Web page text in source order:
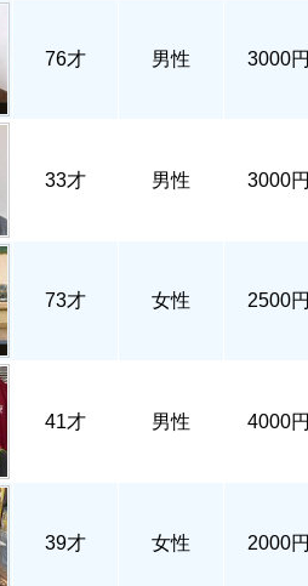
76才 男性 3000円
33才 男性 3000円
73才 女性 2500円
41才 男性 4000円
39才 女性 2000円